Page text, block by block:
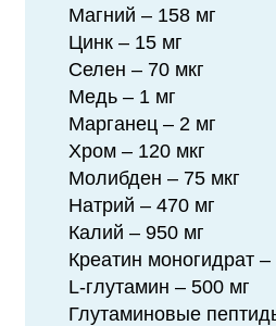
Магний – 158 мг
Цинк – 15 мг
Селен – 70 мкг
Медь – 1 мг
Марганец – 2 мг
Хром – 120 мкг
Молибден – 75 мкг
Натрий – 470 мг
Калий – 950 мг
Креатин моногидрат –
L-глутамин – 500 мг
Глутаминовые